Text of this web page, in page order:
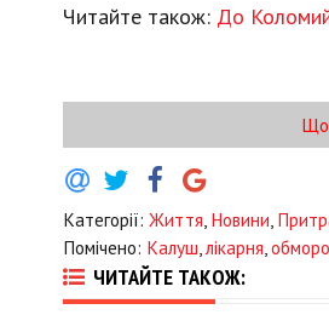
Читайте також: До
Категорії: Життя, Новини,
Помічено: Калуш,лікарня,
ЧИТАЙТЕ ТАКОЖ: